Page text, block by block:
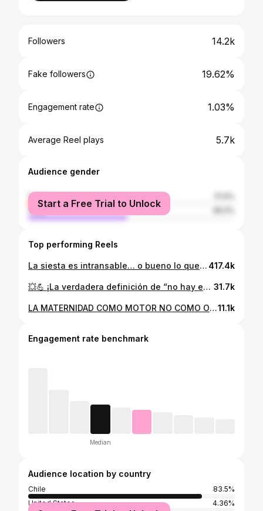
Followers 14.2k
Fake followers 19.62%
Engagement rate 1.03%
Average Reel plays 5.7k
Audience gender
female
male
Start a Free Trial to Unlock
Top performing Reels
La siesta es intransable… o bueno lo que se logre 😂🙂 #humor 417.4k
💥💪 ¡La verdadera definición de “no hay excusas”! Cruzar la meta de los 21K ya es un logro gigante, pero hacerlo empujando un coche de @mininutschile y compartiendo cada kilómetro con tu hijo es de otro nivel. @josefaovmavic, del team Nike 🇨🇱, demostró en el Maratón de Santiago que el amor es el motor más fuerte que existe 🏁👶 Porque ser mamá y deportista no se trata de elegir un camino, sino de integrar ambos mundos en una sola carrera. Un momento de inspiración y fuerza 🙌✨ 🎙️ @pasten.jc 📑 @diegovegarojas #MaratonDeSantiago #Running #Inspiracion 31.7k
LA MATERNIDAD COMO MOTOR NO COMO OBSTÁCULO 🔥 Que emoción ver a tantas mamás motivadas con sus hijos ayer!! Bienvenidas todas a este espacio de deporte, comunidad y bienestar 🩷 esperamos ver a muchas más mamás en nuestra próxima salida, aquí podrán encontrar un lugar seguro para hacer deporte 🫶 Mención especial y un aplauso a todos los papás que se nos unieron para acompañar y ayudar a las mamás a que pudieran correr y disfrutar la mañana 🩷 Gracias a las marcas que nos acompañaron en este lanzamiento @thulestorelosdominicos @finisher.cl @raceandshine.cl Las mejores tomas aéreas de @pietroenlasalturas para capturas este día tan especial 🤩 Esto es solo un adelanto de todo lo que les queremos mostrar ✨ vamos por más!11.1k
Engagement rate benchmark
Median
Audience location by country
Chile
83.5%
United States
4.36%